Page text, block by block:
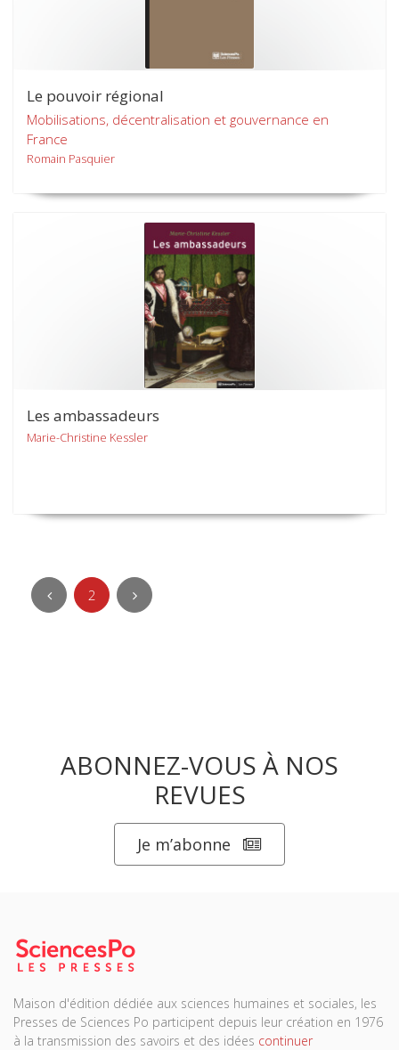
Le pouvoir régional
Mobilisations, décentralisation et gouvernance en
France
Romain Pasquier
Les ambassadeurs
Marie-Christine Kessler
2
ABONNEZ-VOUS À NOS
REVUES
Je m’abonne
Maison d'édition dédiée aux sciences humaines et sociales, les
Presses de Sciences Po participent depuis leur création en 1976
à la transmission des savoirs et des idées continuer